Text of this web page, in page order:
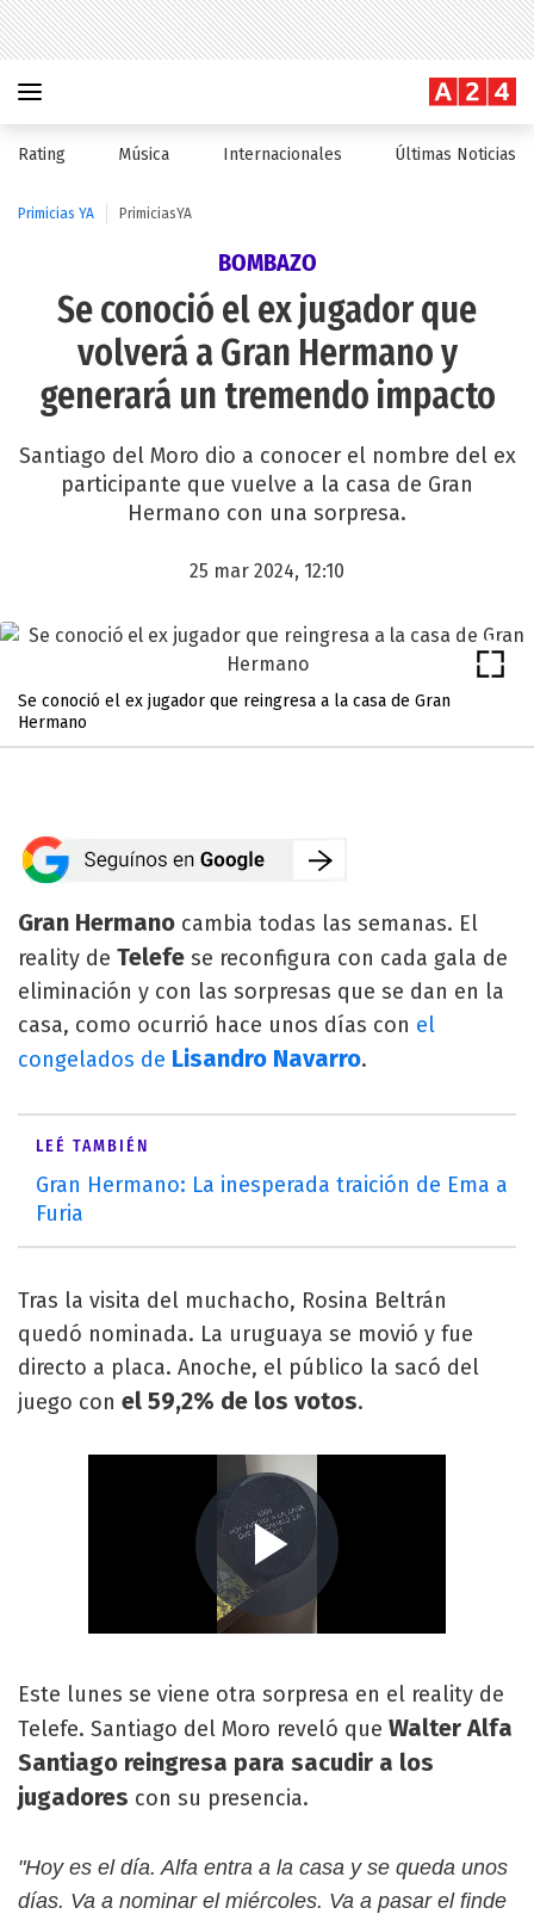
Rating Música Internacionales Últimas Noticias
Primicias YA PrimiciasYA
BOMBAZO
Se conoció el ex jugador que
volverá a Gran Hermano y
generará un tremendo impacto
Santiago del Moro dio a conocer el nombre del ex
participante que vuelve a la casa de Gran
Hermano con una sorpresa.
25 mar 2024, 12:10
Se conoció el ex jugador que reingresa a la casa de Gran
Hermano
Gran Hermano cambia todas las semanas. El
reality de Telefe se reconfigura con cada gala de
eliminación y con las sorpresas que se dan en la
casa, como ocurrió hace unos días con el
congelados de Lisandro Navarro.
LEÉ TAMBIÉN
Gran Hermano: La inesperada traición de Ema a
Furia
Tras la visita del muchacho, Rosina Beltrán
quedó nominada. La uruguaya se movió y fue
directo a placa. Anoche, el público la sacó del
juego con el 59,2% de los votos.
Este lunes se viene otra sorpresa en el reality de
Telefe. Santiago del Moro reveló que Walter Alfa
Santiago reingresa para sacudir a los
jugadores con su presencia.
"Hoy es el día. Alfa entra a la casa y se queda unos
días. Va a nominar el miércoles. Va a pasar el finde